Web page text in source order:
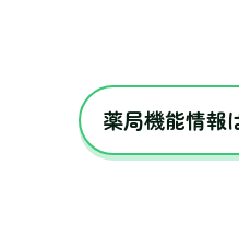
薬局機能情報